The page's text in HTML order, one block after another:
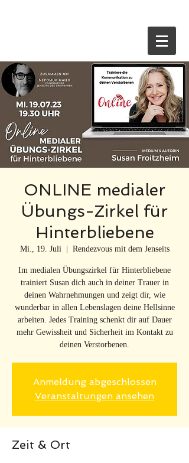
ONLINE medialer
Übungs-Zirkel für
Hinterbliebene
Mi., 19. Juli
  |
Rendezvous mit dem Jenseits
Im medialen Übungszirkel für Hinterbliebene
trainiert Susan dich auch in deiner Trauer in
deinen Wahrnehmungen und zeigt dir, wie
wunderbar in allen Lebenslagen deine Hellsinne
arbeiten. Jedes Training schenkt dir auf Dauer
mehr Gewissheit und Sicherheit im Kontakt zu
deinen Verstorbenen.
Anmeldung abgeschlossen
Veranstaltungen ansehen
Zeit & Ort